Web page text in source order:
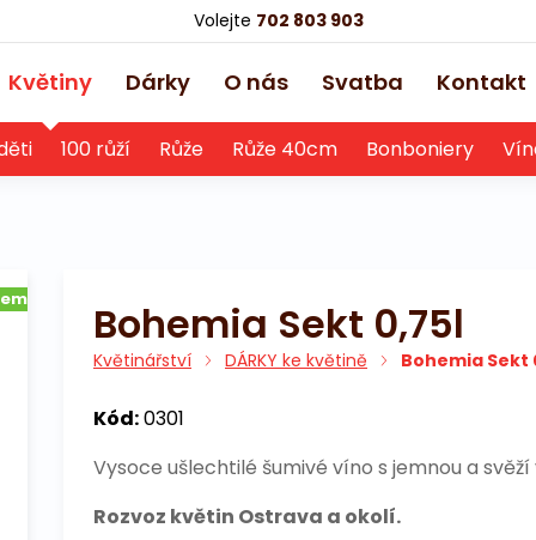
Volejte 702 803 903
Květiny
100 růží Růže Růže 40cm Bonboniery
Dárky O nás Svatba Kontakt
Bohemia Sekt 0,75l
Květinářství DÁRKY ke květině Bohemia Sekt
Kód:0301
Vysoce ušlechtilé šumivé víno s jemnou a
Rozvoz květin Ostrava a okolí.